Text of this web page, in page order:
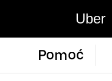
Uber
Pomoć